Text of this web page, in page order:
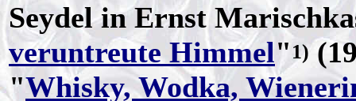
Seydel in Ernst
veruntreute Himmel" 1)
"Whisky, Wodka,